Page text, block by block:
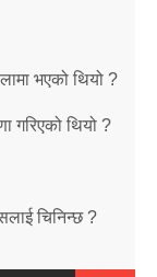
भएको थियो ?
गरिएको थियो ?
चिनिन्छ ?